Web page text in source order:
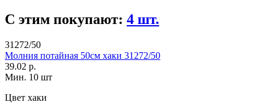
С этим покупают: 4 шт.
31272/50
Молния потайная 50см хаки 31272/50
39.02 р.
Мин. 10 шт
Цвет хаки